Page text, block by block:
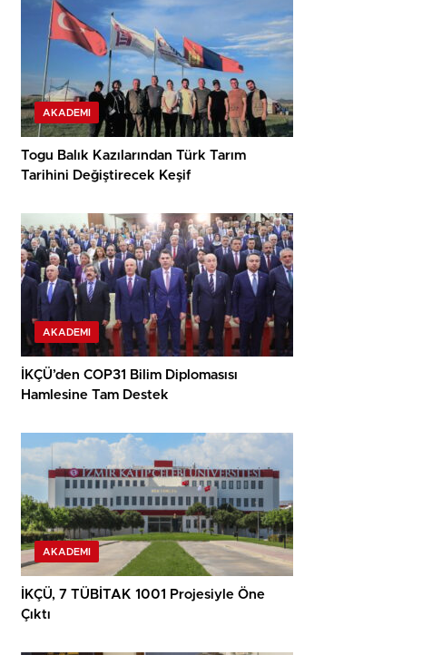
AKADEMI
Togu Balık Kazılarından Türk Tarım
Tarihini Değiştirecek Keşif
AKADEMI
İKÇÜ’den COP31 Bilim Diplomasısı
Hamlesine Tam Destek
AKADEMI
İKÇÜ, 7 TÜBİTAK 1001 Projesiyle Öne
Çıktı